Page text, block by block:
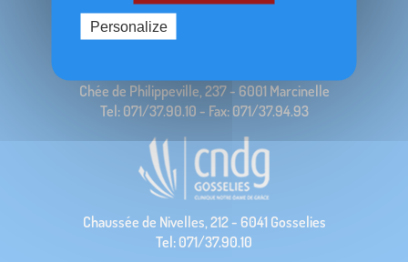
Chée de Philippeville, 237 - 6001 Marcinelle
Tel: 071/37.90.10 - Fax: 071/37.94.93
Chaussée de Nivelles, 212 - 6041 Gosselies
Tel: 071/37.90.10
Personalize